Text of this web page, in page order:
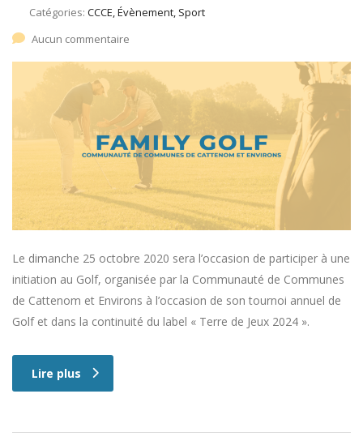
Catégories: CCCE, Évènement, Sport
Aucun commentaire
Le dimanche 25 octobre 2020 sera l’occasion de participer à une
initiation au Golf, organisée par la Communauté de Communes
de Cattenom et Environs à l’occasion de son tournoi annuel de
Golf et dans la continuité du label « Terre de Jeux 2024 ».
Lire plus